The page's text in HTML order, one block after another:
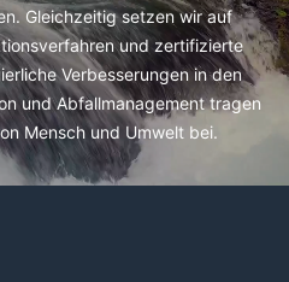
Gleichzeitig setzen wir auf
und zertifizierte
Verbesserungen in den
und Abfallmanagement tragen
Mensch und Umwelt bei.